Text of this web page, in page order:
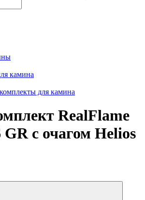
камина
для камина
RealFlame
GR с очагом Helios